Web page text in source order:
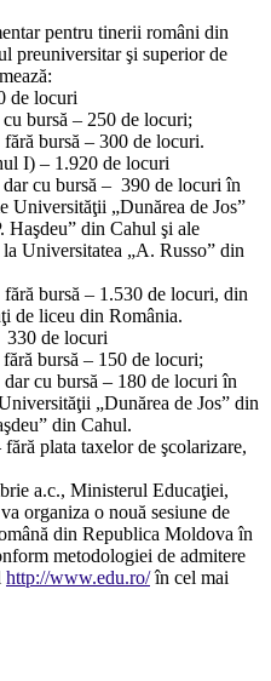
pentru tinerii români din
preuniversitar şi superior de
de locuri
bursă – 250 de locuri;
bursă – 300 de locuri.
I) – 1.920 de locuri
cu bursă – 390 de locuri în
Universităţii „Dunărea de Jos”
Haşdeu” din Cahul şi ale
Universitatea „A. Russo” din
bursă – 1.530 de locuri, din
de liceu din România.
330 de locuri
bursă – 150 de locuri;
cu bursă – 180 de locuri în
„Dunărea de Jos” din
din Cahul.
plata taxelor de şcolarizare,
a.c., Ministerul Educaţiei,
organiza o nouă sesiune de
din Republica Moldova în
metodologiei de admitere
http://www.edu.ro/în cel mai